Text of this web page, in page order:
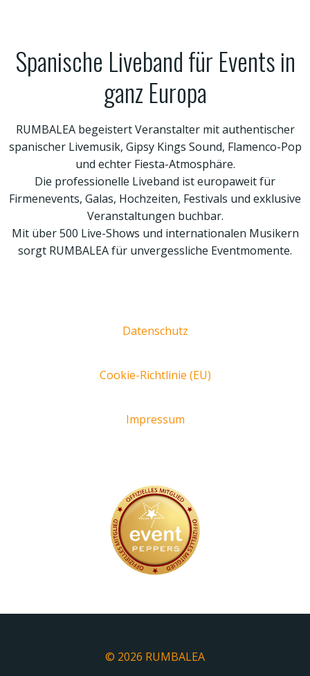
Spanische Liveband für Events in
ganz Europa
RUMBALEA begeistert Veranstalter mit authentischer
spanischer Livemusik, Gipsy Kings Sound, Flamenco-Pop
und echter Fiesta-Atmosphäre.
Die professionelle Liveband ist europaweit für
Firmenevents, Galas, Hochzeiten, Festivals und exklusive
Veranstaltungen buchbar.
Mit über 500 Live-Shows und internationalen Musikern
sorgt RUMBALEA für unvergessliche Eventmomente.
Datenschutz
Cookie-Richtlinie (EU)
Impressum
© 2026 RUMBALEA